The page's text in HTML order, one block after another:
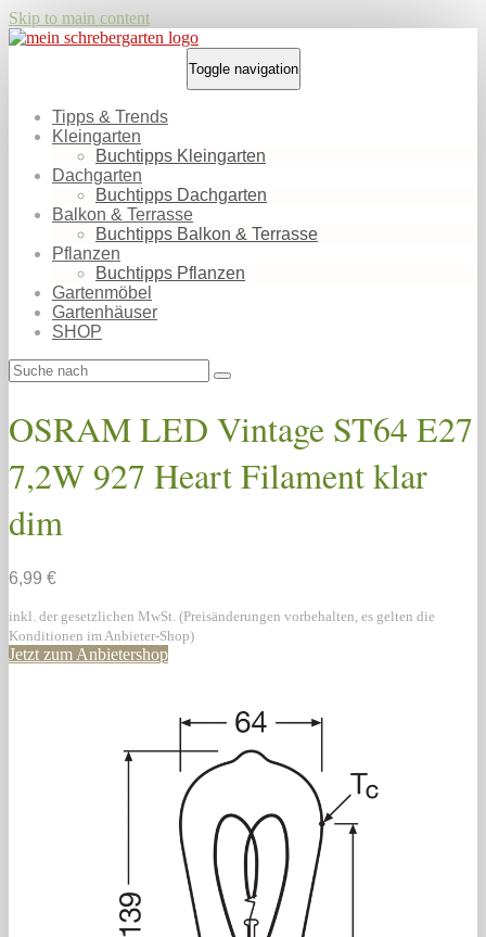
Skip to main content
Toggle navigation
Tipps & Trends
Kleingarten
Buchtipps Kleingarten
Dachgarten
Buchtipps Dachgarten
Balkon & Terrasse
Buchtipps Balkon & Terrasse
Pflanzen
Buchtipps Pflanzen
Gartenmöbel
Gartenhäuser
SHOP
OSRAM LED Vintage ST64 E27
7,2W 927 Heart Filament klar
dim
6,99 €
inkl. der gesetzlichen MwSt. (Preisänderungen vorbehalten, es gelten die
Konditionen im Anbieter-Shop)
Jetzt zum Anbietershop